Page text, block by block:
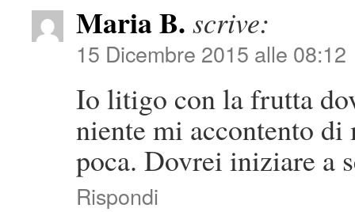
Maria B. scrive:
15 Dicembre 2015 alle 08:12
Io litigo con la frutta
niente mi accontento di
poca. Dovrei iniziare a
Rispondi